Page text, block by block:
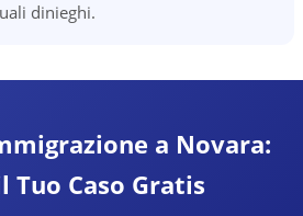
dinieghi.
a Novara:
Tuo Caso Gratis